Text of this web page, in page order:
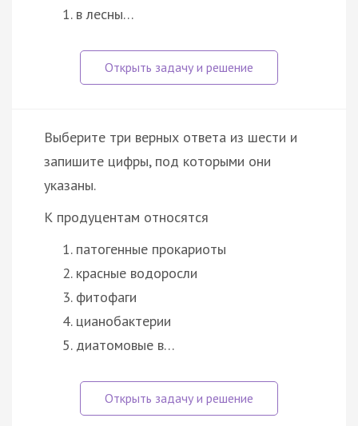
в лесны…
Выберите три верных ответа из шести и
запишите цифры, под которыми они
указаны.
К продуцентам относятся
патогенные прокариоты
красные водоросли
фитофаги
цианобактерии
диатомовые в…